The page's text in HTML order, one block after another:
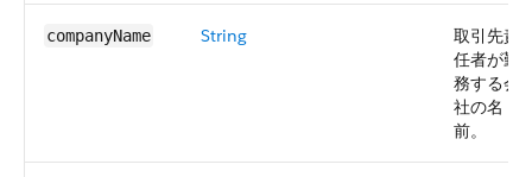
companyName String
取引先責
任者が勤
務する会
社の名
前。